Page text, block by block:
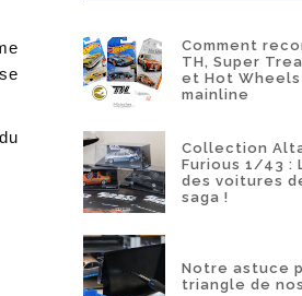
Comment
TH, Super
et Hot Wheels
mainline
Collection
Furious 1/43 :
des voitures
saga !
Notre astuce
triangle de